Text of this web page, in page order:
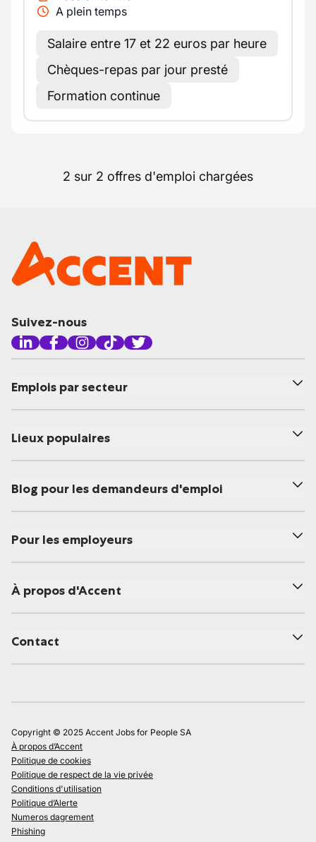
A plein temps
Salaire entre 17 et 22 euros par heure
Chèques-repas par jour presté
Formation continue
2 sur 2 offres d'emploi chargées
Suivez-nous
Emplois par secteur
Lieux populaires
Blog pour les demandeurs d'emploi
Pour les employeurs
À propos d'Accent
Contact
Copyright © 2025 Accent Jobs for People SA
À propos d’Accent
Politique de cookies
Politique de respect de la vie privée
Conditions d'utilisation
Politique d’Alerte
Numeros dagrement
Phishing